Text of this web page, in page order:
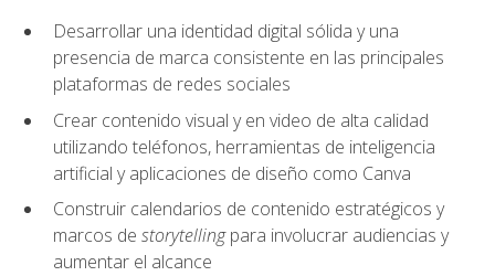
Desarrollar una identidad digital sólida y una
presencia de marca consistente en las principales
plataformas de redes sociales
Crear contenido visual y en video de alta calidad
utilizando teléfonos, herramientas de inteligencia
artificial y aplicaciones de diseño como Canva
Construir calendarios de contenido estratégicos y
marcos de storytellingpara involucrar audiencias y
aumentar el alcance